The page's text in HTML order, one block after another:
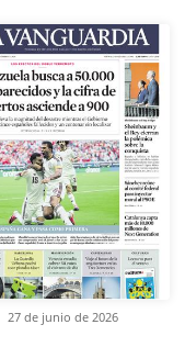
27 de junio de 2026